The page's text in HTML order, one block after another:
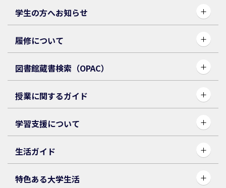
学生の方へお知らせ
履修について
図書館蔵書検索（OPAC）
授業に関するガイド
学習支援について
生活ガイド
特色ある大学生活